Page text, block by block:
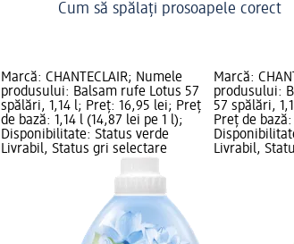
Cum să spălați prosoapele corect
Marcă: CHANTECLAIR; Numele
produsului: Balsam rufe Lotus 57
spălări, 1,14 l; Preț: 16,95 lei; Preț
de bază: 1,14 l (14,87 lei pe 1 l);
Disponibilitate: Status verde
Livrabil, Status gri selectare
Marcă:
produsului:
57 spălări,
Preț de
Livrabil,